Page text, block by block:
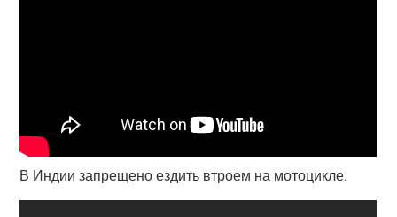
В Индии запрещено ездить втроем на мотоцикле.